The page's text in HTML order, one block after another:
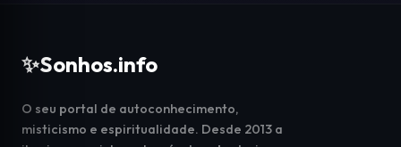
✨Sonhos.info
O seu portal de autoconhecimento,
misticismo e espiritualidade. Desde 2013 a